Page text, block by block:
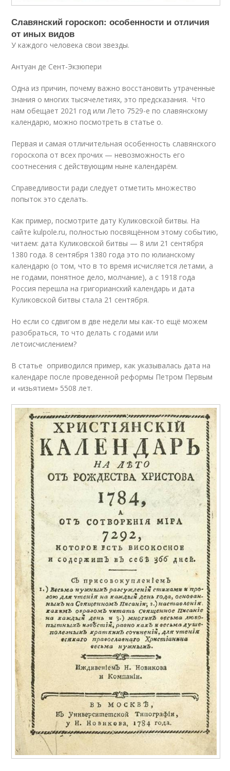
Славянский гороскоп: особенности и отличия
от иных видов
У каждого человека свои звезды.
Антуан де Сент-Экзюпери
Одна из причин, почему важно восстановить утраченные
знания о многих тысячелетиях, это предсказания. Что
нам обещает 2021 год или Лето 7529-е по славянскому
календарю, можно посмотреть в статье о.
Первая и самая отличительная особенность славянского
гороскопа от всех прочих — невозможность его
соотнесения с действующим ныне календарём.
Справедливости ради следует отметить множество
попыток это сделать.
Как пример, посмотрите дату Куликовской битвы. На
сайте kulpole.ru, полностью посвящённом этому событию,
читаем: дата Куликовской битвы — 8 или 21 сентября
1380 года. 8 сентября 1380 года это по юлианскому
календарю (о том, что в то время исчисляется летами, а
не годами, понятное дело, молчание), а с 1918 года
Россия перешла на григорианский календарь и дата
Куликовской битвы стала 21 сентября.
Но если со сдвигом в две недели мы как-то ещё можем
разобраться, то что делать с годами или
летоисчислением?
В статье оприводился пример, как указывалась дата на
календаре после проведенной реформы Петром Первым
и «изьятием» 5508 лет.